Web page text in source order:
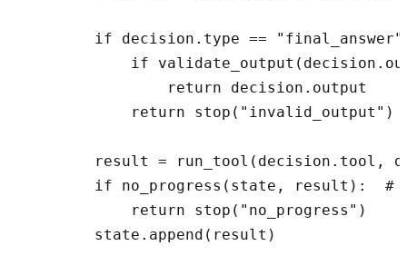
if decision.type ==
if
                return decision.output
            return stop("invalid_output")
result = run_tool(decision.tool,
if no_progress(state, result):  #
            return stop("no_progress")
        state.append(result)